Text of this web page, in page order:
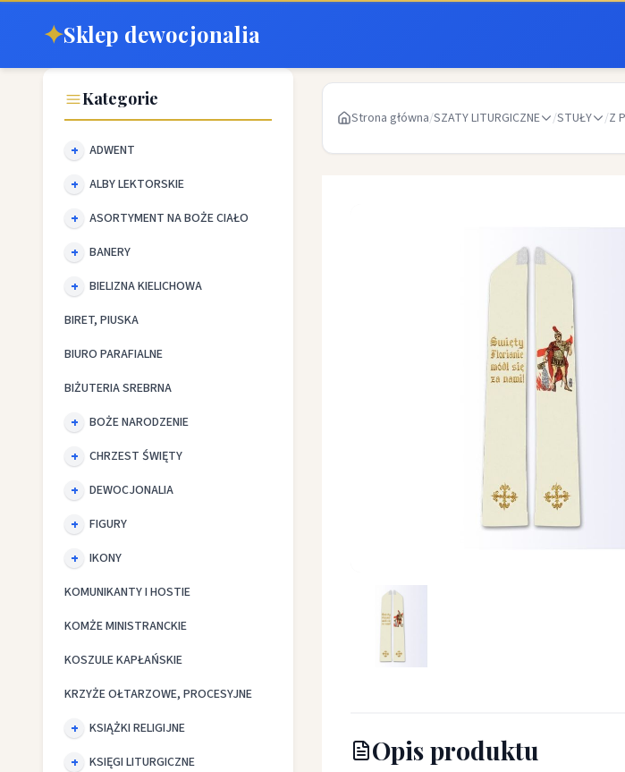
✦Sklep dewocjonalia
Kategorie
ADWENT
ALBY LEKTORSKIE
ASORTYMENT NA BOŻE CIAŁO
BANERY
BIELIZNA KIELICHOWA
BIRET, PIUSKA
BIURO PARAFIALNE
BIŻUTERIA SREBRNA
BOŻE NARODZENIE
CHRZEST ŚWIĘTY
DEWOCJONALIA
FIGURY
IKONY
KOMUNIKANTY I HOSTIE
KOMŻE MINISTRANCKIE
KOSZULE KAPŁAŃSKIE
KRZYŻE OŁTARZOWE, PROCESYJNE
KSIĄŻKI RELIGIJNE
KSIĘGI LITURGICZNE
Strona główna/SZATY LITURGICZNE /STUŁY /Z
Stuła z wizerunkiem św. Floriana - Z
Opis produktu